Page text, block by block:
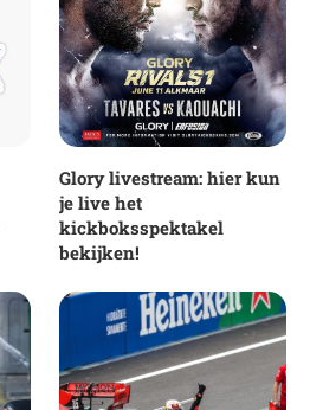
Glory livestream: hier kun
je live het
kickboksspektakel
bekijken!